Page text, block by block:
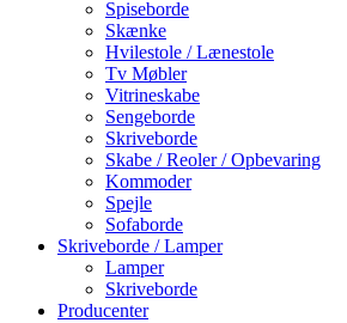
Spiseborde
Skænke
Hvilestole / Lænestole
Tv Møbler
Vitrineskabe
Sengeborde
Skriveborde
Skabe / Reoler / Opbevaring
Kommoder
Spejle
Sofaborde
Skriveborde / Lamper
Lamper
Skriveborde
Producenter